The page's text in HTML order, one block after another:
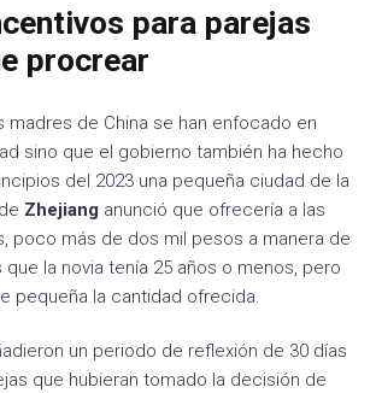
para parejas
procrear
madres de China se han enfocado en
sino que el gobierno también ha hecho
del 2023 una pequeña ciudad de la
Zhejiang anunció que ofrecería a las
poco más de dos mil pesos a manera de
la novia tenía 25 años o menos, pero
pequeña la cantidad ofrecida.
un periodo de reflexión de 30 días
que hubieran tomado la decisión de